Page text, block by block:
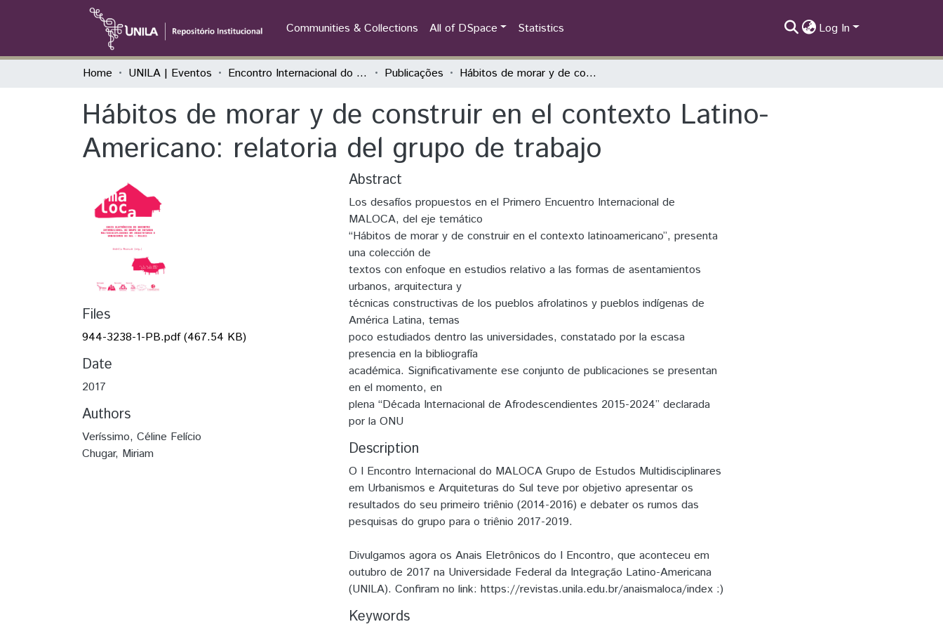
Communities & Collections All of DSpace Statistics Log In
Home UNILA | Eventos Encontro Internacional do MALOCA Publicações Hábitos de morar y de construir en el contexto Latino-Americano: relatoria del grupo de trabajo
Hábitos de morar y de construir en el contexto Latino-
Americano: relatoria del grupo de trabajo
Files
944-3238-1-PB.pdf(467.54 KB)
Date
2017
Authors
Veríssimo, Céline Felício
Chugar, Miriam
Abstract
Los desafíos propuestos en el Primero Encuentro Internacional de
MALOCA, del eje temático
“Hábitos de morar y de construir en el contexto latinoamericano”, presenta
una colección de
textos con enfoque en estudios relativo a las formas de asentamientos
urbanos, arquitectura y
técnicas constructivas de los pueblos afrolatinos y pueblos indígenas de
América Latina, temas
poco estudiados dentro las universidades, constatado por la escasa
presencia en la bibliografía
académica. Significativamente ese conjunto de publicaciones se presentan
en el momento, en
plena “Década Internacional de Afrodescendientes 2015-2024” declarada
por la ONU
Description
O I Encontro Internacional do MALOCA Grupo de Estudos Multidisciplinares
em Urbanismos e Arquiteturas do Sul teve por objetivo apresentar os
resultados do seu primeiro triênio (2014-2016) e debater os rumos das
pesquisas do grupo para o triênio 2017-2019.
Divulgamos agora os Anais Eletrônicos do I Encontro, que aconteceu em
outubro de 2017 na Universidade Federal da Integração Latino-Americana
(UNILA). Confiram no link: https://revistas.unila.edu.br/anaismaloca/index :)
Keywords